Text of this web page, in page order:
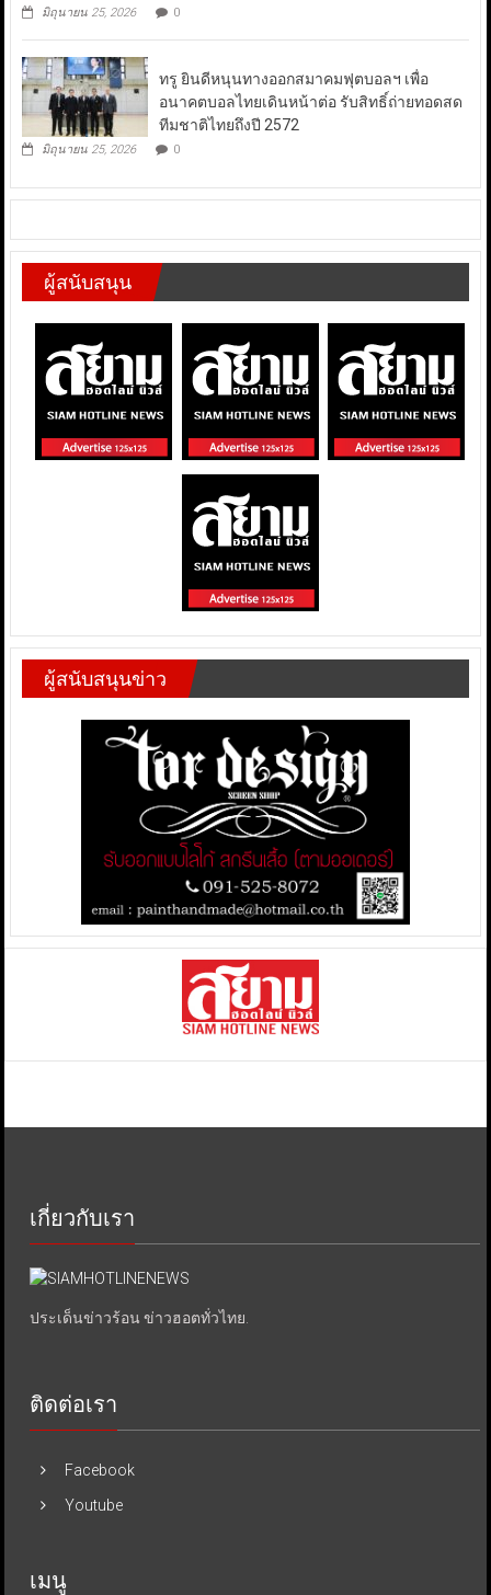
มิถุนายน 25, 2026 0
ทรู ยินดีหนุนทางออกสมาคมฟุตบอลฯ เพื่อ
อนาคตบอลไทยเดินหน้าต่อ รับสิทธิ์ถ่ายทอดสด
ทีมชาติไทยถึงปี 2572
มิถุนายน 25, 2026 0
ผู้สนับสนุน
ผู้สนับสนุนข่าว
เกี่ยวกับเรา
ประเด็นข่าวร้อน ข่าวฮอตทั่วไทย.
ติดต่อเรา
Facebook
Youtube
เมนู